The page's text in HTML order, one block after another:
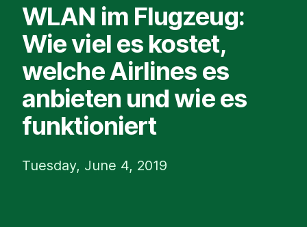
WLAN im Flugzeug:
Wie viel es kostet,
welche Airlines es
anbieten und wie es
funktioniert
Tuesday, June 4, 2019